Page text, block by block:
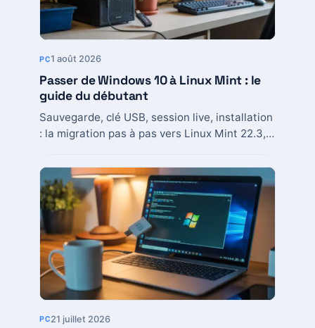
PC1 août 2026
Passer de Windows 10 à Linux Mint : le
guide du débutant
Sauvegarde, clé USB, session live, installation
: la migration pas à pas vers Linux Mint 22.3,
PC21 juillet 2026